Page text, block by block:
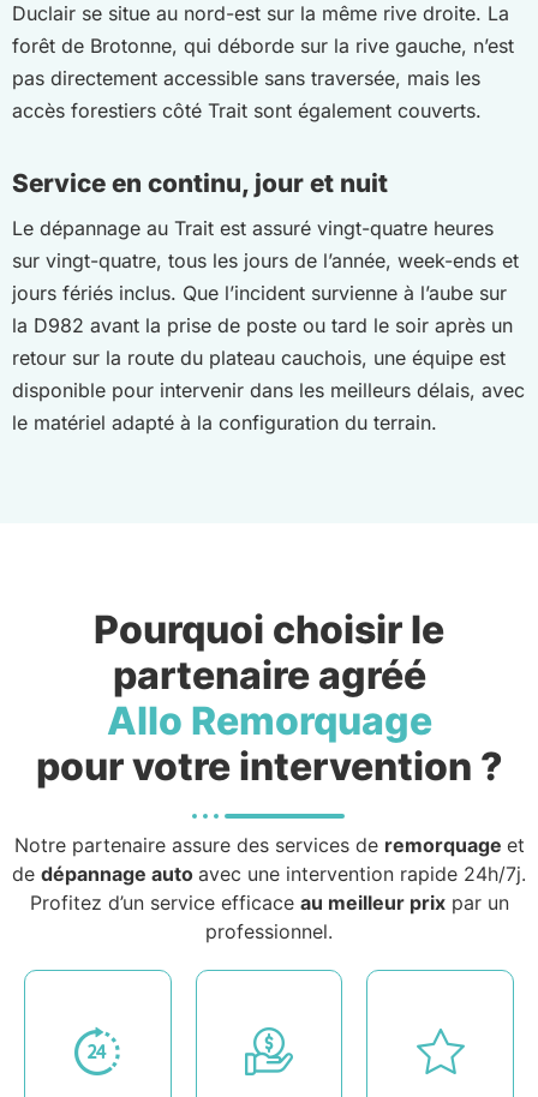
Duclair se situe au nord-est sur la même rive droite. La
forêt de Brotonne, qui déborde sur la rive gauche, n’est
pas directement accessible sans traversée, mais les
accès forestiers côté Trait sont également couverts.
Service en continu, jour et nuit
Le dépannage au Trait est assuré vingt-quatre heures
sur vingt-quatre, tous les jours de l’année, week-ends et
jours fériés inclus. Que l’incident survienne à l’aube sur
la D982 avant la prise de poste ou tard le soir après un
retour sur la route du plateau cauchois, une équipe est
disponible pour intervenir dans les meilleurs délais, avec
le matériel adapté à la configuration du terrain.
Pourquoi choisir le
partenaire agréé
Allo Remorquage
pour votre intervention ?
Notre partenaire assure des services de remorquage et
de dépannage auto avec une intervention rapide 24h/7j.
Profitez d’un service efficace au meilleur prixpar un
professionnel.